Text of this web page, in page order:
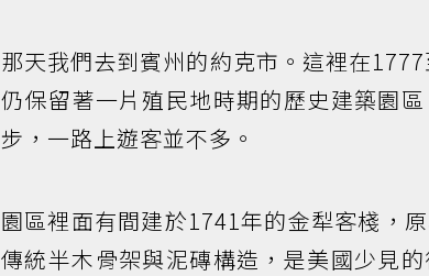
那天我們去到賓州的約克市。這裡在
仍保留著一片殖民地時期的歷史建築園
步，一路上遊客並不多。
園區裡面有間建於1741年的金犁客棧，
傳統半木骨架與泥磚構造，是美國少見